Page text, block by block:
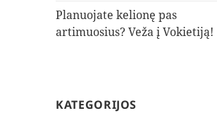
Planuojate kelionę pas
artimuosius? Veža į Vokietiją!
KATEGORIJOS